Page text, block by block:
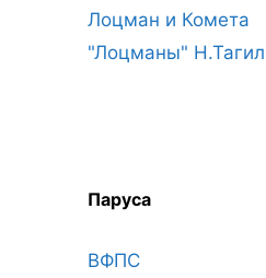
Лоцман и Комета
"Лоцманы" Н.Тагил
Паруса
ВФПС